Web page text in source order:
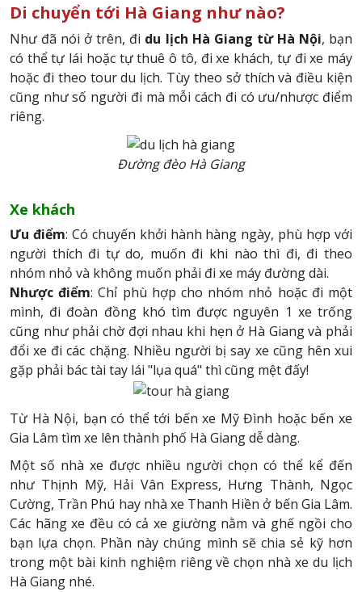
Di chuyển tới Hà Giang như nào?
Như đã nói ở trên, đi du lịch Hà Giang từ Hà Nội, bạn
có thể tự lái hoặc tự thuê ô tô, đi xe khách, tự đi xe máy
hoặc đi theo tour du lịch. Tùy theo sở thích và điều kiện
cũng như số người đi mà mỗi cách đi có ưu/nhược điểm
riêng.
Đường đèo Hà Giang
Xe khách
Ưu điểm: Có chuyến khởi hành hàng ngày, phù hợp với
người thích đi tự do, muốn đi khi nào thì đi, đi theo
nhóm nhỏ và không muốn phải đi xe máy đường dài.
Nhược điểm: Chỉ phù hợp cho nhóm nhỏ hoặc đi một
mình, đi đoàn đồng khó tìm được nguyên 1 xe trống
cũng như phải chờ đợi nhau khi hẹn ở Hà Giang và phải
đổi xe đi các chặng. Nhiều người bị say xe cũng hên xui
gặp phải bác tài tay lái "lụa quá" thì cũng mệt đấy!
Từ Hà Nội, bạn có thể tới bến xe Mỹ Đình hoặc bến xe
Gia Lâm tìm xe lên thành phố Hà Giang dễ dàng.
Một số nhà xe được nhiều người chọn có thể kể đến
như Thịnh Mỹ, Hải Vân Express, Hưng Thành, Ngọc
Cường, Trần Phú hay nhà xe Thanh Hiền ở bến Gia Lâm.
Các hãng xe đều có cả xe giường nằm và ghế ngồi cho
bạn lựa chọn. Phần này chúng mình sẽ chia sẻ kỹ hơn
trong một bài kinh nghiệm riêng về chọn nhà xe du lịch
Hà Giang nhé.